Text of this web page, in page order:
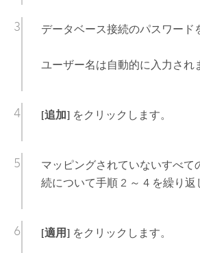
データベース接続のパスワード
ユーザー名は自動的に入力され
[追加]をクリックします。
マッピングされていないすべて
続について手順 2 ～ 4 を繰り返
[適用]をクリックします。